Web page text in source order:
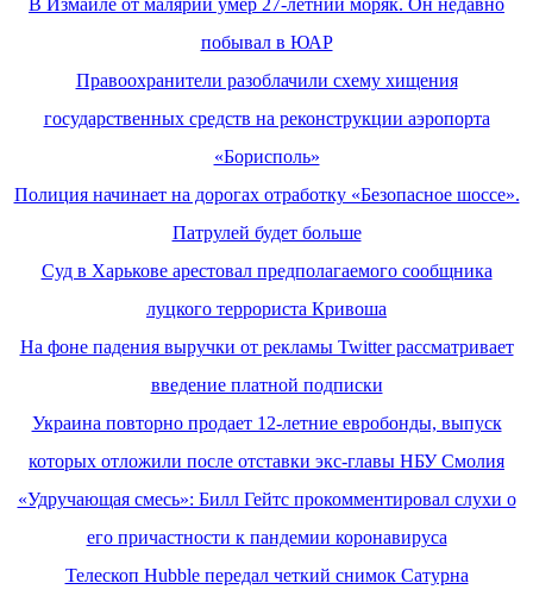
В Измаиле от малярии умер 27-летний моряк. Он недавно
побывал в ЮАР
Правоохранители разоблачили схему хищения
государственных средств на реконструкции аэропорта
«Борисполь»
Полиция начинает на дорогах отработку «Безопасное шоссе».
Патрулей будет больше
Суд в Харькове арестовал предполагаемого сообщника
луцкого террориста Кривоша
На фоне падения выручки от рекламы Twitter рассматривает
введение платной подписки
Украина повторно продает 12-летние евробонды, выпуск
которых отложили после отставки экс-главы НБУ Смолия
«Удручающая смесь»: Билл Гейтс прокомментировал слухи о
его причастности к пандемии коронавируса
Телескоп Hubble передал четкий снимок Сатурна